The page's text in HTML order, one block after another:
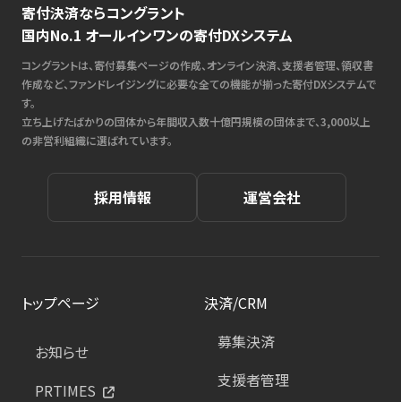
寄付決済ならコングラント
国内No.1 オールインワンの寄付DXシステム
コングラントは、寄付募集ページの作成、オンライン決済、支援者管理、領収書
作成など、ファンドレイジングに必要な全ての機能が揃った寄付DXシステムで
す。
立ち上げたばかりの団体から年間収入数十億円規模の団体まで、3,000以上
の非営利組織に選ばれています。
採用情報 運営会社
トップページ
お知らせ
PRTIMES
決済/CRM
募集決済
支援者管理